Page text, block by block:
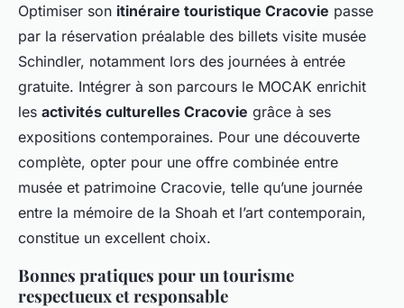
Optimiser son itinéraire touristique Cracovie passe
par la réservation préalable des billets visite musée
Schindler, notamment lors des journées à entrée
gratuite. Intégrer à son parcours le MOCAK enrichit
les activités culturelles Cracovie grâce à ses
expositions contemporaines. Pour une découverte
complète, opter pour une offre combinée entre
musée et patrimoine Cracovie, telle qu’une journée
entre la mémoire de la Shoah et l’art contemporain,
constitue un excellent choix.
Bonnes pratiques pour un tourisme
respectueux et responsable